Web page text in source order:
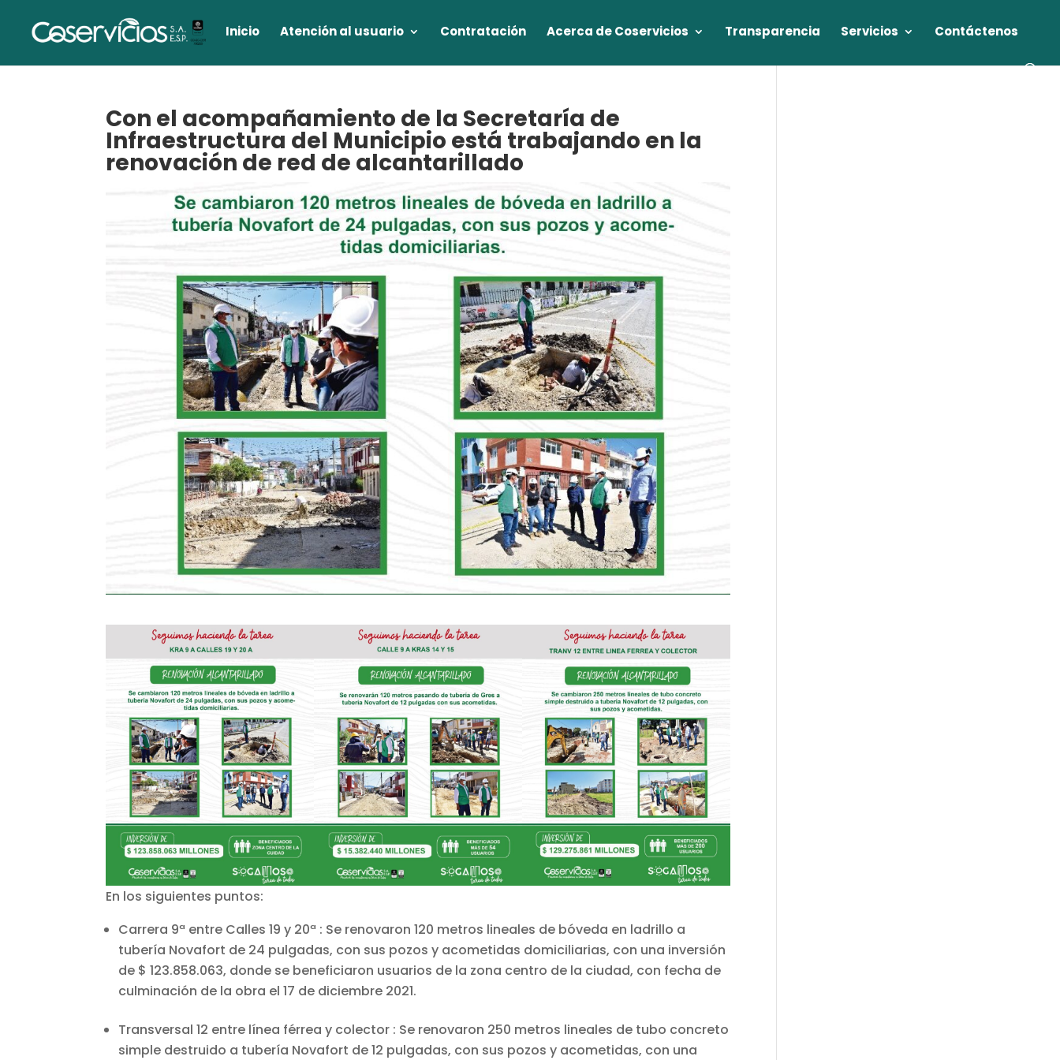
Inicio Atención al usuario Contratación Acerca de Coservicios Transparencia Servicios Contáctenos
Con el acompañamiento de la Secretaría de
Infraestructura del Municipio está trabajando en la
renovación de red de alcantarillado
En los siguientes puntos:
Carrera 9ª entre Calles 19 y 20ª : Se renovaron 120 metros lineales de bóveda en ladrillo a
tubería Novafort de 24 pulgadas, con sus pozos y acometidas domiciliarias, con una inversión
de $ 123.858.063, donde se beneficiaron usuarios de la zona centro de la ciudad, con fecha de
culminación de la obra el 17 de diciembre 2021.
Transversal 12 entre línea férrea y colector : Se renovaron 250 metros lineales de tubo concreto
simple destruido a tubería Novafort de 12 pulgadas, con sus pozos y acometidas, con una